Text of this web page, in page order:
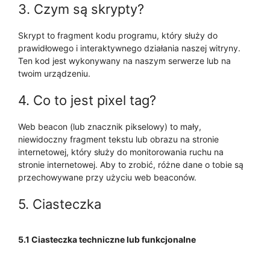
3. Czym są skrypty?
Skrypt to fragment kodu programu, który służy do
prawidłowego i interaktywnego działania naszej witryny.
Ten kod jest wykonywany na naszym serwerze lub na
twoim urządzeniu.
4. Co to jest pixel tag?
Web beacon (lub znacznik pikselowy) to mały,
niewidoczny fragment tekstu lub obrazu na stronie
internetowej, który służy do monitorowania ruchu na
stronie internetowej. Aby to zrobić, różne dane o tobie są
przechowywane przy użyciu web beaconów.
5. Ciasteczka
5.1 Ciasteczka techniczne lub funkcjonalne